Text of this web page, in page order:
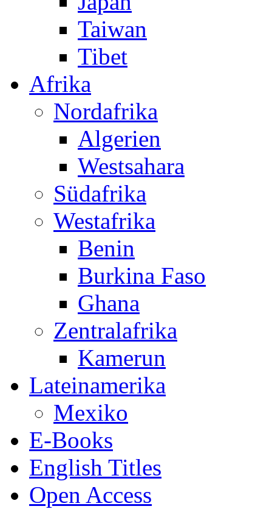
Taiwan
Tibet
Afrika
Nordafrika
Algerien
Westsahara
Südafrika
Westafrika
Benin
Burkina Faso
Ghana
Zentralafrika
Kamerun
Lateinamerika
Mexiko
E-Books
English Titles
Open Access